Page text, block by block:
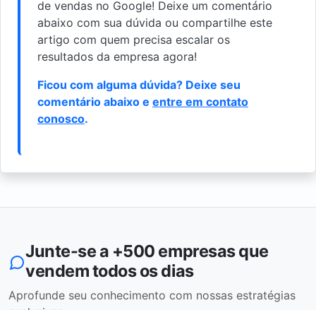
de vendas no Google! Deixe um comentário
abaixo com sua dúvida ou compartilhe este
artigo com quem precisa escalar os
resultados da empresa agora!
Ficou com alguma dúvida? Deixe seu
comentário abaixo e entre em contato
conosco.
Junte-se a +500 empresas que
vendem todos os dias
Aprofunde seu conhecimento com nossas estratégias